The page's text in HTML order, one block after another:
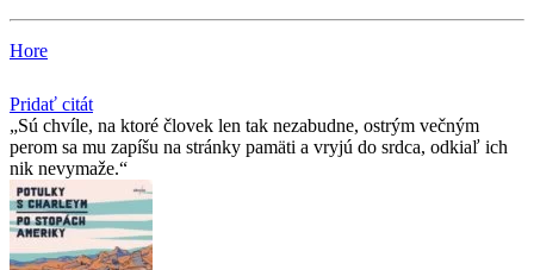
Hore
Pridať citát
Sú chvíle, na ktoré človek len tak nezabudne, ostrým večným
perom sa mu zapíšu na stránky pamäti a vryjú do srdca, odkiaľ ich
nik nevymaže.